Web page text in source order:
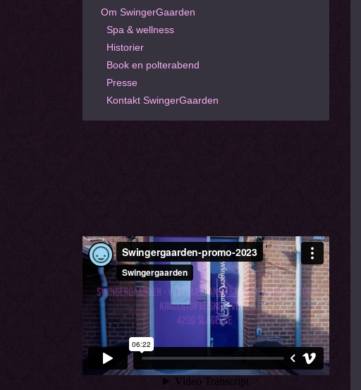
Om SwingerGaarden
Spa & wellness
Historier
Book en polterabend
Presse
Kontakt SwingerGaarden